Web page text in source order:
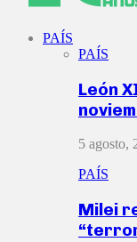
PAÍS
PAÍS
León
5 agosto,
PAÍS
Milei